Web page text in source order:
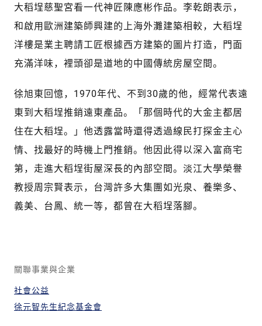
大稻埕慈聖宮看一代神匠陳應彬作品。李乾朗表示，
和啟用歐洲建築師興建的上海外灘建築相較，大稻埕
洋樓是業主聘請工匠根據西方建築的圖片打造，門面
充滿洋味，裡頭卻是道地的中國傳統房屋空間。
徐旭東回憶，1970年代、不到30歲的他，經常代表遠
東到大稻埕推銷遠東產品。「那個時代的大金主都居
住在大稻埕。」他透露當時還得透過線民打探金主心
情、找最好的時機上門推銷。他因此得以深入富商宅
第，走進大稻埕街屋深長的內部空間。淡江大學榮譽
教授周宗賢表示，台灣許多大集團如光泉、養樂多、
義美、台鳳、統一等，都曾在大稻埕落腳。
關聯事業與企業
社會公益
徐元智先生紀念基金會